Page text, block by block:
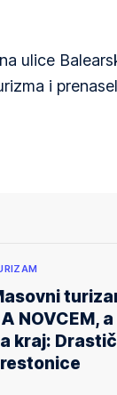
ulice
i
NOVCEM,
kraj: